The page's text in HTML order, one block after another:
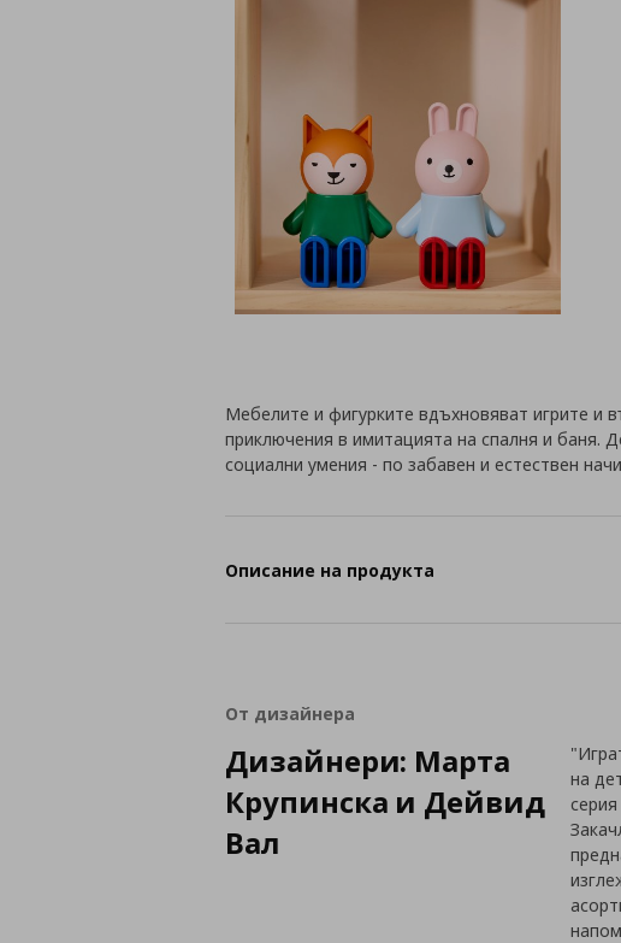
Мебелите и фигурките вдъхновяват игрите и
приключения в имитацията на спалня и баня.
социални умения - по забавен и естествен
Описание на продукта
От дизайнера
Дизайнери: Марта
Крупинска и Дейвид
Вал
на